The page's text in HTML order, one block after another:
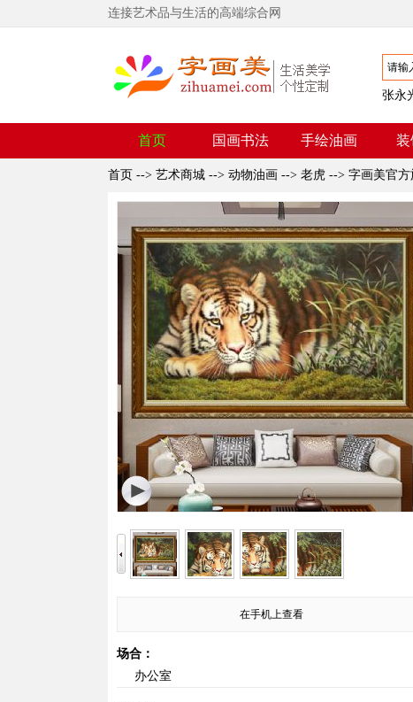
连接艺术品与生活的高端综合网
张永
首页 国画书法 手绘油画 装
首页 --> 艺术商城 --> 动物油画 --> 老虎 --> 字画美官
在手机上查看
场合：
办公室